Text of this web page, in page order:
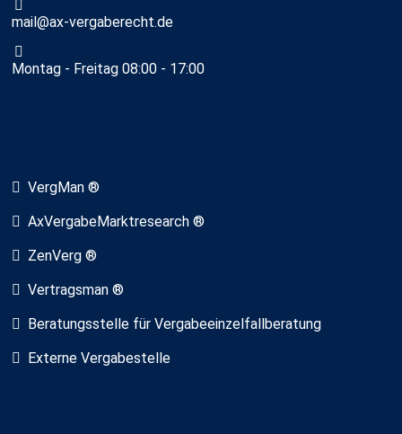
mail@ax-vergaberecht.de
Montag - Freitag 08:00 - 17:00
VergMan ®
AxVergabeMarktresearch ®
ZenVerg ®
Vertragsman ®
Beratungsstelle für Vergabeeinzelfallberatung
Externe Vergabestelle